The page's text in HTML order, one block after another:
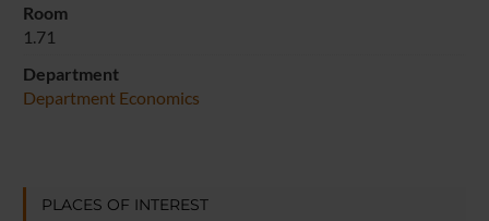
Room
1.71
Department
Department Economics
PLACES OF INTEREST